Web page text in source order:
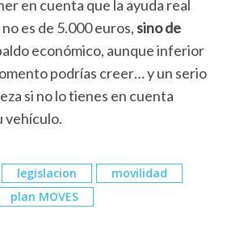
en cuenta que la ayuda real
es de 5.000 euros,sino de
económico, aunque inferior
podrías creer… y un serio
si no lo tienes en cuenta
vehículo.
legislacion
movilidad
plan MOVES